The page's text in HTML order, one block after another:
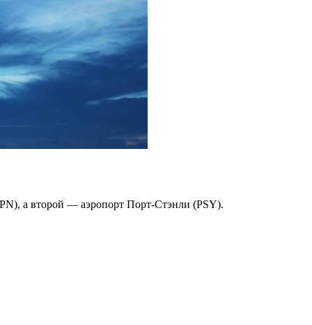
а второй — аэропорт Порт-Стэнли (PSY).